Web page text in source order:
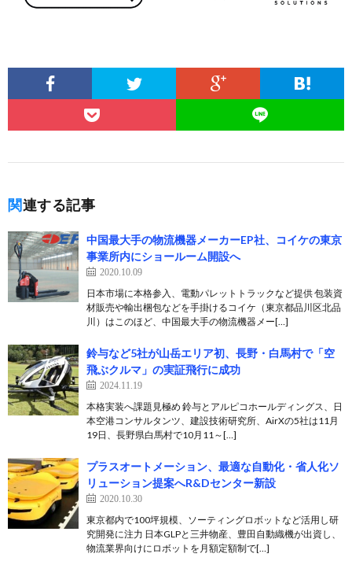
関連する記事
中国最大手の物流機器メーカーEP社、コイケの東京
事業所内にショールーム開設へ
2020.10.09
日本市場に本格参入、電動パレットトラックなど提供 包装資
材販売や輸出梱包などを手掛けるコイケ（東京都品川区北品
川）はこのほど、中国最大手の物流機器メー[…]
鈴与など5社が山岳エリア初、長野・白馬村で「空
飛ぶクルマ」の実証飛行に成功
2024.11.19
本格実装へ課題見極め 鈴与とアルピコホールディングス、日
本空港コンサルタンツ、建設技術研究所、AirXの5社は11月
19日、長野県白馬村で10月11～[…]
プラスオートメーション、最適な自動化・省人化ソ
リューション提案へR&Dセンター新設
2020.10.30
東京都内で100坪規模、ソーティングロボットなど活用し研
究開発に注力 日本GLPと三井物産、豊田自動織機が出資し、
物流業界向けにロボットを月額定額制で[…]